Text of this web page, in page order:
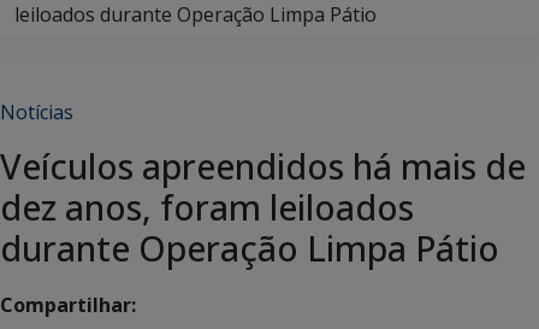
leiloados durante Operação Limpa Pátio
Notícias
Veículos apreendidos há mais de
dez anos, foram leiloados
durante Operação Limpa Pátio
Compartilhar: